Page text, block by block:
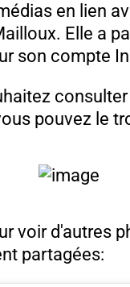
en lien
Elle a
son compte
pouvez le
voir d'autres
partagées: